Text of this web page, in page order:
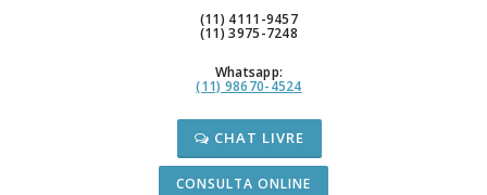
(11) 4111-9457
(11) 3975-7248
Whatsapp:
(11) 98670-4524
CHAT LIVRE
CONSULTA ONLINE